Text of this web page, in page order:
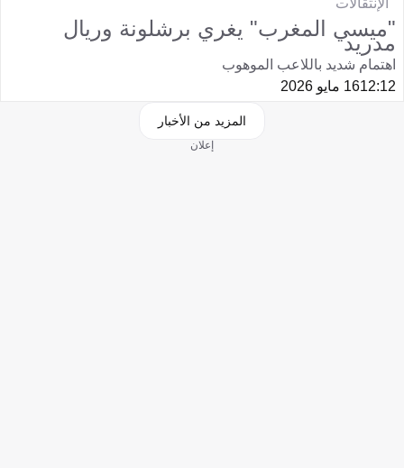
الإنتقالات
"ميسي المغرب" يغري برشلونة وريال
مدريد
اهتمام شديد باللاعب الموهوب
12:1216 مايو 2026
المزيد من الأخبار
إعلان